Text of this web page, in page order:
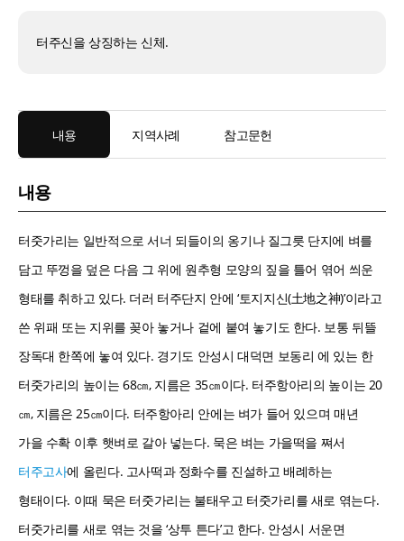
터주신을 상징하는 신체.
내용 지역사례 참고문헌
내용
터줏가리는 일반적으로 서너 되들이의 옹기나 질그릇 단지에 벼를
담고 뚜껑을 덮은 다음 그 위에 원추형 모양의 짚을 틀어 엮어 씌운
형태를 취하고 있다. 더러 터주단지 안에 ‘토지지신(土地之神)’이라고
쓴 위패 또는 지위를 꽂아 놓거나 겉에 붙여 놓기도 한다. 보통 뒤뜰
장독대 한쪽에 놓여 있다. 경기도 안성시 대덕면 보동리 에 있는 한
터줏가리의 높이는 68㎝, 지름은 35㎝이다. 터주항아리의 높이는 20
㎝, 지름은 25㎝이다. 터주항아리 안에는 벼가 들어 있으며 매년
가을 수확 이후 햇벼로 갈아 넣는다. 묵은 벼는 가을떡을 쪄서
터주고사에 올린다. 고사떡과 정화수를 진설하고 배례하는
형태이다. 이때 묵은 터줏가리는 불태우고 터줏가리를 새로 엮는다.
터줏가리를 새로 엮는 것을 ‘상투 튼다’고 한다. 안성시 서운면